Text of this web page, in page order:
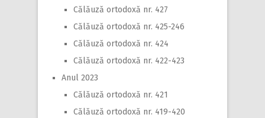
Călăuză ortodoxă nr. 427
Călăuză ortodoxă nr. 425-246
Călăuză ortodoxă nr. 424
Călăuză ortodoxă nr. 422-423
Anul 2023
Călăuză ortodoxă nr. 421
Călăuză ortodoxă nr. 419-420